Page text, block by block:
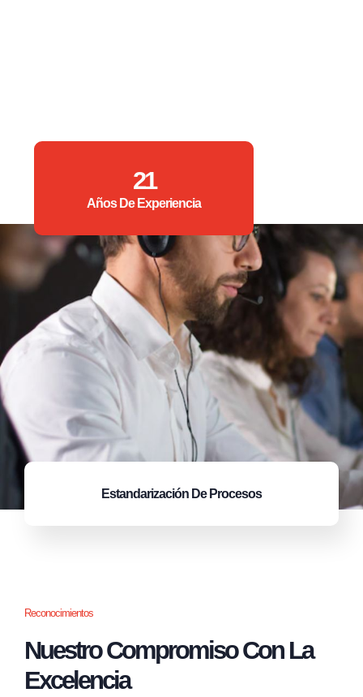
21
Años De Experiencia
Estandarización De Procesos
Reconocimientos
Nuestro Compromiso Con La
Excelencia